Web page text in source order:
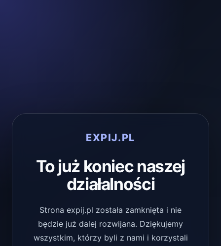
EXPIJ.PL
To już koniec naszej
działalności
Strona expij.pl została zamknięta i nie
będzie już dalej rozwijana. Dziękujemy
wszystkim, którzy byli z nami i korzystali